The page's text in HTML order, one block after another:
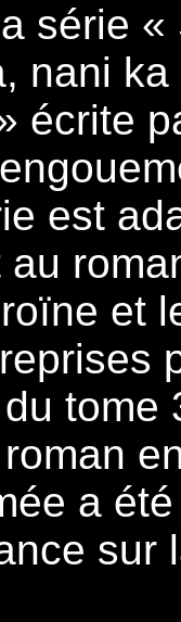
série
nani
écrite
est
au
et
tome
a
sur